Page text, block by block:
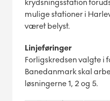
krydsningsstation
mulige stationer i
været belyst.
Linjeføringer
Forligskredsen valgte i
Banedanmark skal
løsningerne 1, 2 og 5.